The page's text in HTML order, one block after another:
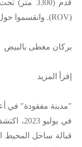
قدم (3300
(ROV). وانقسموا حول ماهيتها، حيث اعتقد البعض أنها إسفنجة.
بركان مغطى بالبيض
إقرأ المزيد
"مدينة مفقودة" في
في
قبالة ساحل المحيط